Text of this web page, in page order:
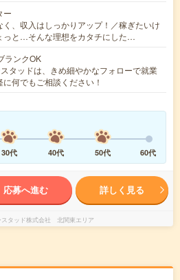
ー
く、収入はしっかりアップ！／稼ぎたいけ
っと…そんな理想をカタチにした…
ランクOK
タッドは、きめ細やかなフォローで就業
何でもご相談ください！
30代 40代 50代 60代
応募へ進む 詳しく見る
スタッド株式会社 北関東エリア